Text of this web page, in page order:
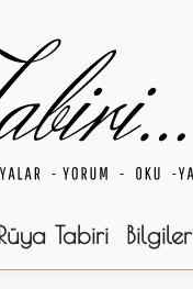
Tabiri Bilgiler